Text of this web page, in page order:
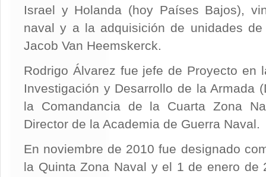
Israel y Holanda (hoy Países Bajos),
naval y a la adquisición de unidades
Jacob Van Heemskerck.
Rodrigo Álvarez fue jefe de Proyecto en
Investigación y Desarrollo de la Armada
la Comandancia de la Cuarta Zona
Director de la Academia de Guerra Naval.
En noviembre de 2010 fue designado
la Quinta Zona Naval y el 1 de enero de